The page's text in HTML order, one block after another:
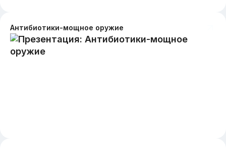
Антибиотики-мощное оружие